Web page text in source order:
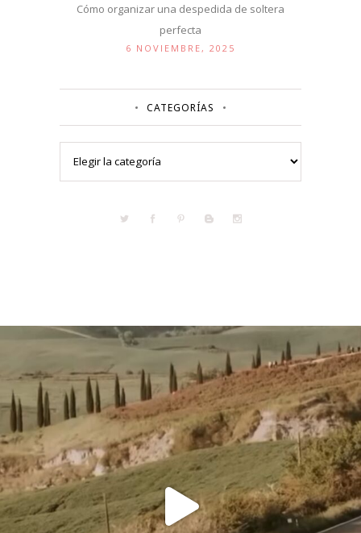
Cómo organizar una despedida de soltera
perfecta
6 NOVIEMBRE, 2025
CATEGORÍAS